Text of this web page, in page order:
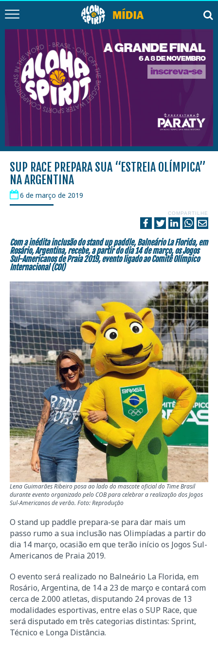
SUP RACE PREPARA SUA “ESTREIA OLÍMPICA”
NA ARGENTINA
6 de março de 2019
COMPARTILHE
Com a inédita inclusão do stand up paddle, Balneário La Florida, em
Rosário, Argentina, recebe, a partir do dia 14 de março, os Jogos
Sul-Americanos de Praia 2019, evento ligado ao Comitê Olímpico
Internacional (COI)
Lena Guimarães Ribeiro posa ao lado do mascote oficial do Time Brasil
durante evento organizado pelo COB para celebrar a realização dos Jogos
Sul-Americanos de verão. Foto: Reprodução
O stand up paddle prepara-se para dar mais um
passo rumo a sua inclusão nas Olimpíadas a partir do
dia 14 março, ocasião em que terão início os Jogos Sul-
Americanos de Praia 2019.
O evento será realizado no Balneário La Florida, em
Rosário, Argentina, de 14 a 23 de março e contará com
cerca de 2.000 atletas, disputando 24 provas de 13
modalidades esportivas, entre elas o SUP Race, que
será disputado em três categorias distintas: Sprint,
Técnico e Longa Distância.